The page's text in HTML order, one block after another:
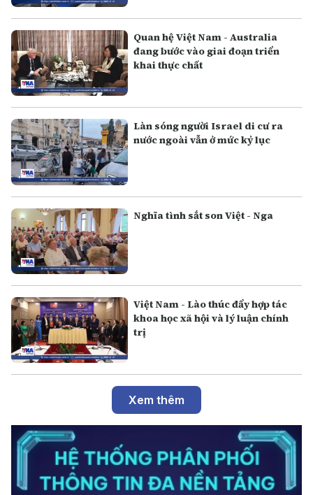
Quan hệ Việt Nam - Australia
đang bước vào giai đoạn triển
khai thực chất
Làn sóng người Israel di cư ra
nước ngoài vẫn ở mức kỷ lục
Nghĩa tình sắt son Việt - Nga
Việt Nam - Lào thúc đẩy hợp tác
khoa học xã hội và lý luận chính
trị
Xem thêm